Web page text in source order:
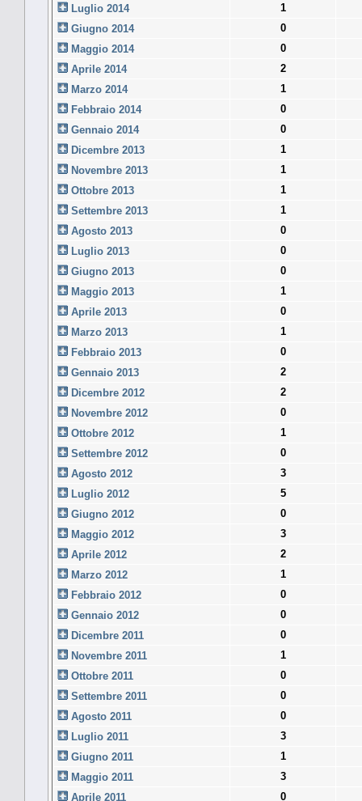
Luglio 2014
1
Giugno 2014
0
Maggio 2014
0
Aprile 2014
2
Marzo 2014
1
Febbraio 2014
0
Gennaio 2014
0
Dicembre 2013
1
Novembre 2013
1
Ottobre 2013
1
Settembre 2013
1
Agosto 2013
0
Luglio 2013
0
Giugno 2013
0
Maggio 2013
1
Aprile 2013
0
Marzo 2013
1
Febbraio 2013
0
Gennaio 2013
2
Dicembre 2012
2
Novembre 2012
0
Ottobre 2012
1
Settembre 2012
0
Agosto 2012
3
Luglio 2012
5
Giugno 2012
0
Maggio 2012
3
Aprile 2012
2
Marzo 2012
1
Febbraio 2012
0
Gennaio 2012
0
Dicembre 2011
0
Novembre 2011
1
Ottobre 2011
0
Settembre 2011
0
Agosto 2011
0
Luglio 2011
3
Giugno 2011
1
Maggio 2011
3
Aprile 2011
0